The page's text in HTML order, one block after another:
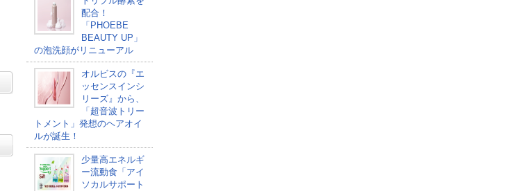
配合！
「PHOEBE
BEAUTY UP」
の泡洗顔がリニューアル
オルビスの『エ
ッセンスインシ
リーズ』から、
「超音波トリー
トメント」発想のヘアオイ
ルが誕生！
少量高エネルギ
ー流動食「アイ
ソカルサポート